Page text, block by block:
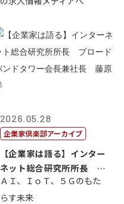
2026.05.28
企業家倶楽部アーカイブ
【企業家は語る】インター
ネット総合研究所所長 ブ
ロードバンド...
ＡＩ、ＩｏＴ、５Ｇのもた
らす未来